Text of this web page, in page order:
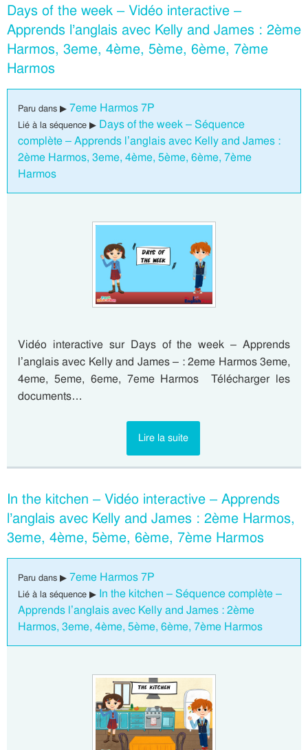
Days of the week – Vidéo interactive –
Apprends l’anglais avec Kelly and James : 2ème
Harmos, 3eme, 4ème, 5ème, 6ème, 7ème
Harmos
Paru dans ▶ 7eme Harmos 7P
Lié à la séquence ▶ Days of the week – Séquence
complète – Apprends l’anglais avec Kelly and James :
2ème Harmos, 3eme, 4ème, 5ème, 6ème, 7ème
Harmos
Vidéo interactive sur Days of the week – Apprends
l’anglais avec Kelly and James – : 2eme Harmos 3eme,
4eme, 5eme, 6eme, 7eme Harmos Télécharger les
documents…
Lire la suite
In the kitchen – Vidéo interactive – Apprends
l’anglais avec Kelly and James : 2ème Harmos,
3eme, 4ème, 5ème, 6ème, 7ème Harmos
Paru dans ▶ 7eme Harmos 7P
Lié à la séquence ▶ In the kitchen – Séquence complète –
Apprends l’anglais avec Kelly and James : 2ème
Harmos, 3eme, 4ème, 5ème, 6ème, 7ème Harmos